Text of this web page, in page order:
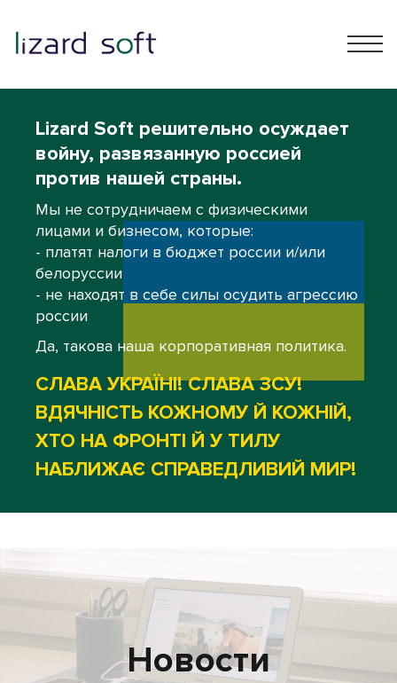
Lizard Soft решительно осуждает
войну, развязанную россией
против нашей страны.
Мы не сотрудничаем с физическими
лицами и бизнесом, которые:
- платят налоги в бюджет россии и/или
белоруссии
- не находят в себе силы осудить агрессию
россии
Да, такова наша корпоративная политика.
СЛАВА УКРАЇНІ! СЛАВА ЗСУ!
ВДЯЧНІСТЬ КОЖНОМУ Й КОЖНІЙ,
ХТО НА ФРОНТІ Й У ТИЛУ
НАБЛИЖАЄ СПРАВЕДЛИВИЙ МИР!
Новости